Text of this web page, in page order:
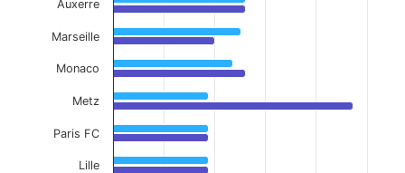
Auxerre
Marseille
Monaco
Metz
Paris FC
Lille